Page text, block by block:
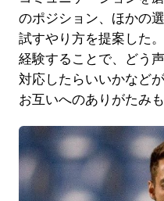
のポジション、ほかの
試すやり方を提案した
経験することで、どう
対応したらいいかなど
お互いへのありがたみ